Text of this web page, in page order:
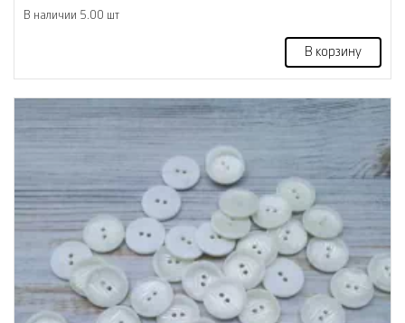
В наличии 5.00 шт
В корзину